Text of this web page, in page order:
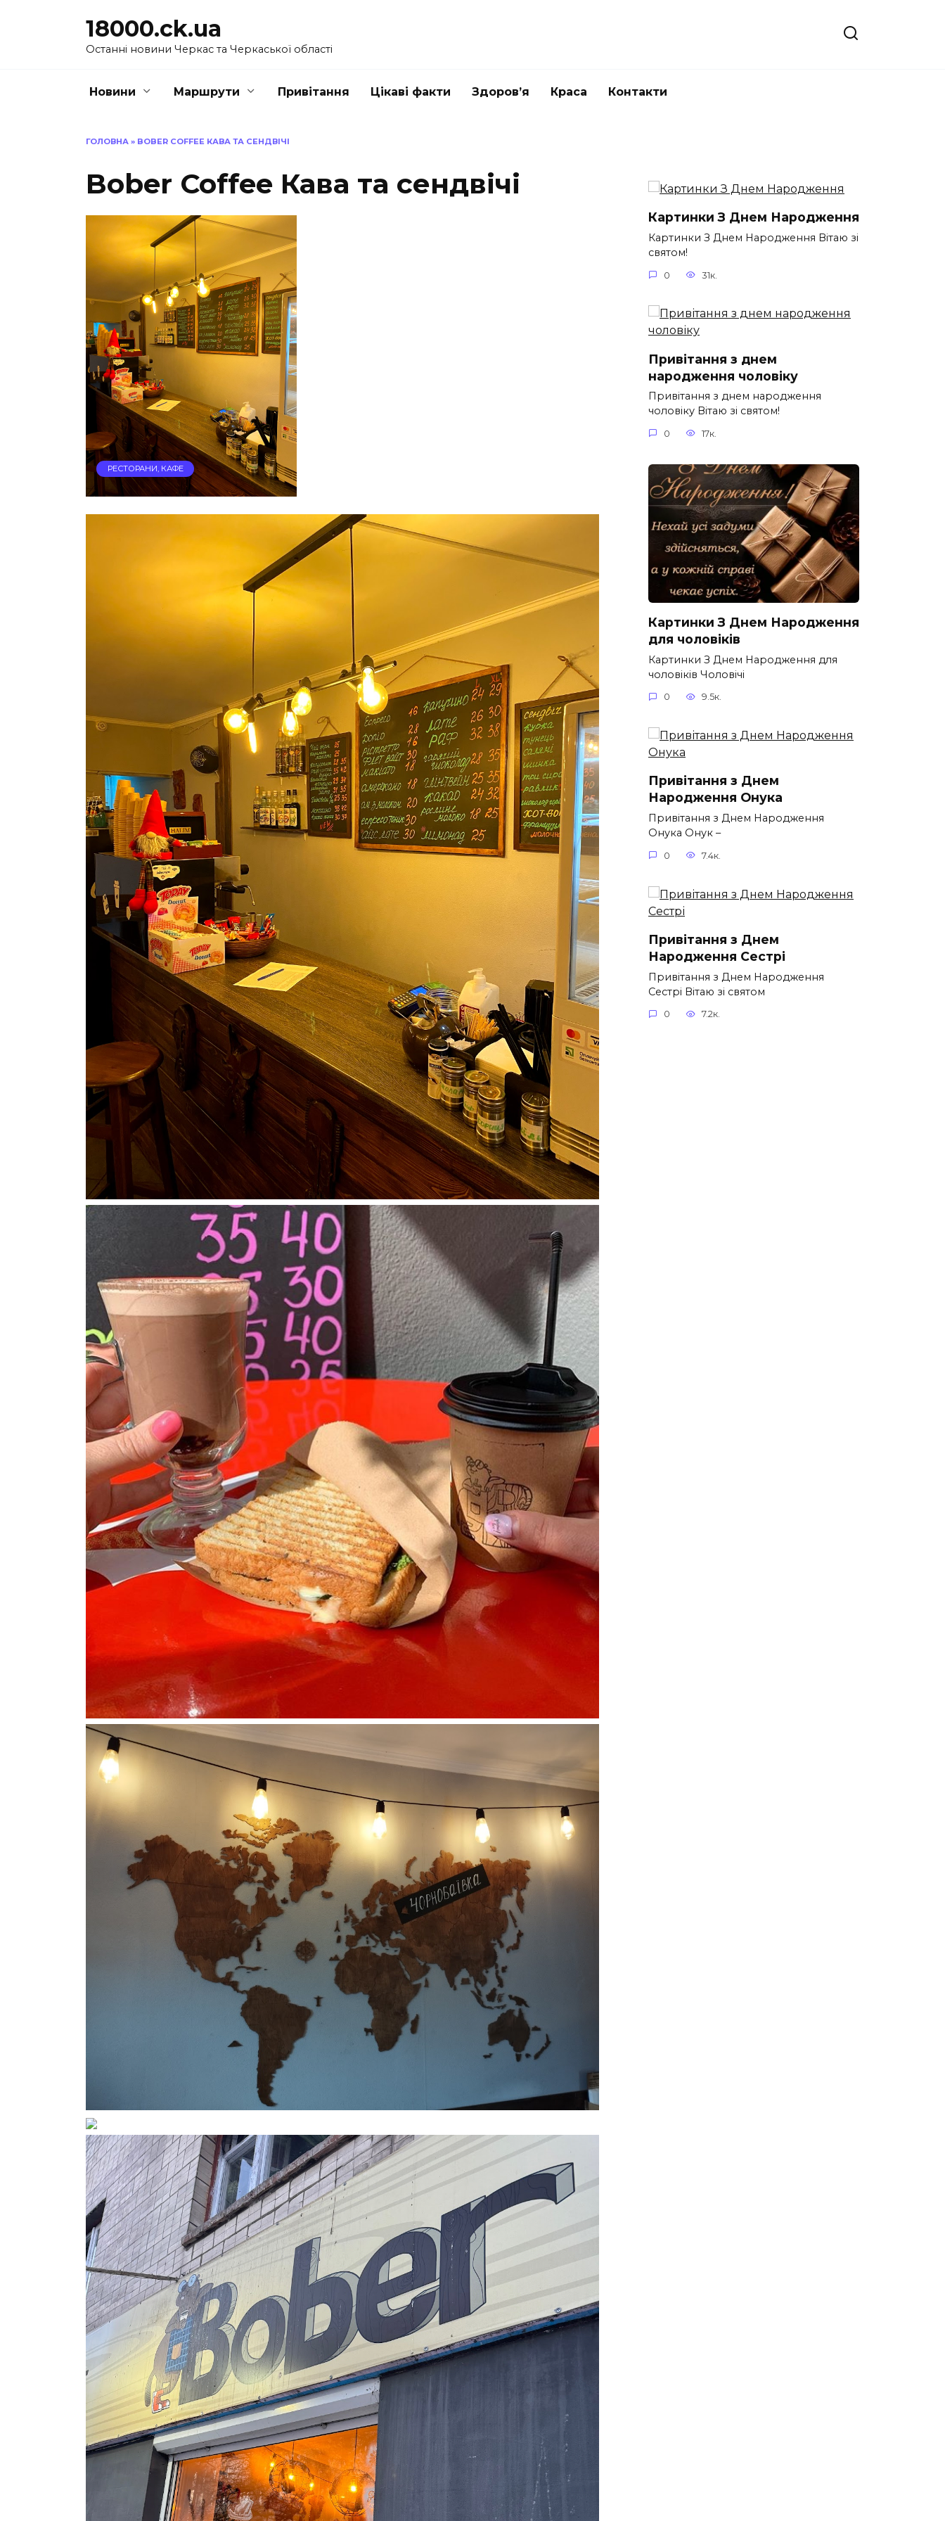
18000.ck.ua
Останні новини Черкас та Черкаської області
Новини Маршрути Привітання Цікаві факти Здоров’я Краса Контакти
ГОЛОВНА » BOBER COFFEE КАВА ТА СЕНДВІЧІ
Bober Coffee Кава та сендвічі
РЕСТОРАНИ, КАФЕ
Картинки З Днем Народження
Картинки З Днем Народження Вітаю зі
святом!
0 31к.
Привітання з днем
народження чоловіку
Привітання з днем народження
чоловіку Вітаю зі святом!
0 17к.
Картинки З Днем Народження
для чоловіків​
Картинки З Днем Народження для
чоловіків​ Чоловічі
0 9.5к.
Привітання з Днем
Народження Онука
Привітання з Днем Народження
Онука Онук –
0 7.4к.
Привітання з Днем
Народження Сестрі
Привітання з Днем Народження
Сестрі Вітаю зі святом
0 7.2к.